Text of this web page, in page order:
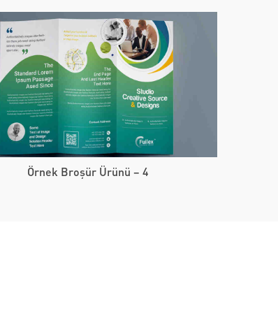
Örnek Broşür Ürünü – 4